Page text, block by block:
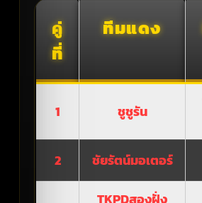
คู่
ที่
ทีมแดง
1 ชูชูรัน
2 ชัยรัตน์มอเตอร์
TKPDสองฝั่ง